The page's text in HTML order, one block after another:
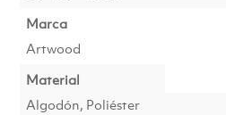
Marca
Artwood
Material
Algodón, Poliéster